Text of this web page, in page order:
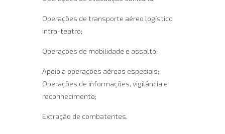
Operações de transporte aéreo logístico
intra-teatro;
Operações de mobilidade e assalto;
Apoio a operações aéreas especiais;
Operações de informações, vigilância e
reconhecimento;
Extração de combatentes.